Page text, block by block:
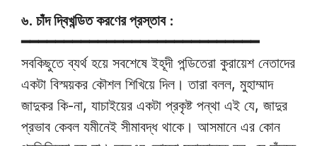
৬. চাঁদ দ্বিখন্ডিত করণের প্রস্তাব :
━━━━━━━━━━━━━━━━━━━━━━━━━━━━
সবকিছুতে ব্যর্থ হয়ে সবশেষে ইহূদী পন্ডিতেরা কুরায়েশ নেতাদের
একটা বিস্ময়কর কৌশল শিখিয়ে দিল। তারা বলল, মুহাম্মাদ
জাদুকর কি-না, যাচাইয়ের একটা প্রকৃষ্ট পন্থা এই যে, জাদুর
প্রভাব কেবল যমীনেই সীমাবদ্ধ থাকে। আসমানে এর কোন